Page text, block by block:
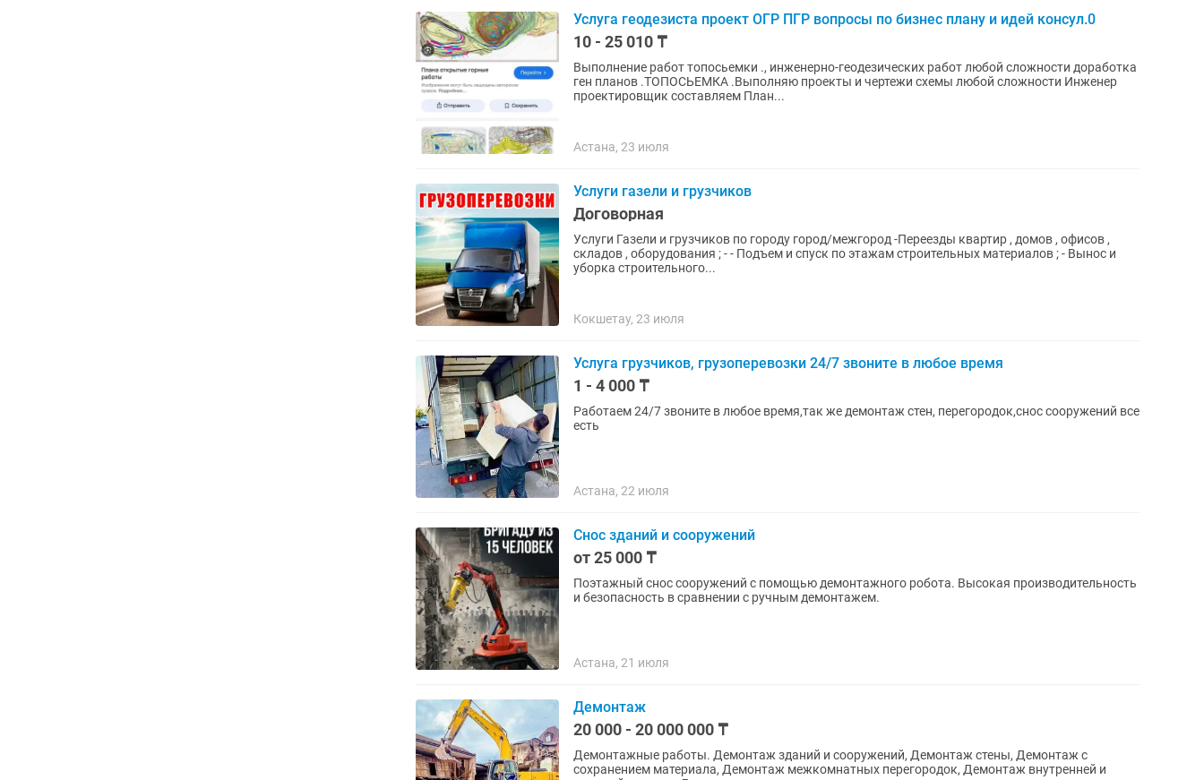
Услуга геодезиста проект ОГР ПГР вопросы по бизнес плану и идей консул.0
10 - 25 010 ₸
Выполнение работ топосьемки ., инженерно-геодезических работ любой сложности доработка
ген планов .ТОПОСЬЕМКА .Выполняю проекты и чертежи схемы любой сложности Инженер
проектировщик составляем План...
Астана, 23 июля
Услуги газели и грузчиков
Договорная
Услуги Газели и грузчиков по городу город/межгород -Переезды квартир , домов , офисов ,
складов , оборудования ; - - Подъем и спуск по этажам строительных материалов ; - Вынос и
уборка строительного...
Кокшетау, 23 июля
Услуга грузчиков, грузоперевозки 24/7 звоните в любое время
1 - 4 000 ₸
Работаем 24/7 звоните в любое время,так же демонтаж стен, перегородок,снос сооружений все
есть
Астана, 22 июля
Снос зданий и сооружений
от 25 000 ₸
Поэтажный снос сооружений с помощью демонтажного робота. Высокая производительность
и безопасность в сравнении с ручным демонтажем.
Астана, 21 июля
Демонтаж
20 000 - 20 000 000 ₸
Демонтажные работы. Демонтаж зданий и сооружений, Демонтаж стены, Демонтаж с
сохранением материала, Демонтаж межкомнатных перегородок, Демонтаж внутренней и